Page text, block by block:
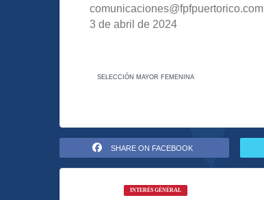
comunicaciones@fpfpuertorico.com
3 de abril de 2024
SELECCIÓN MAYOR FEMENINA
SHARE ON FACEBOOK
INTERÉS GÉNÉRAL